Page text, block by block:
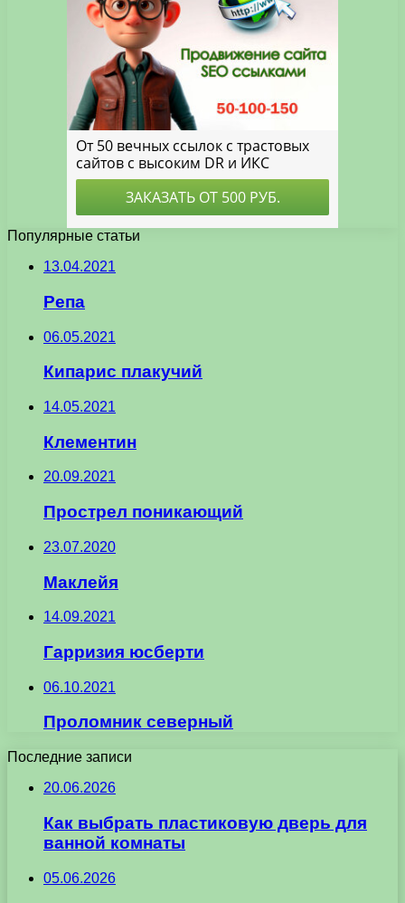
Популярные статьи
13.04.2021
Репа
06.05.2021
Кипарис плакучий
14.05.2021
Клементин
20.09.2021
Прострел поникающий
23.07.2020
Маклейя
14.09.2021
Гарризия юсберти
06.10.2021
Проломник северный
Последние записи
20.06.2026
Как выбрать пластиковую дверь для
ванной комнаты
05.06.2026